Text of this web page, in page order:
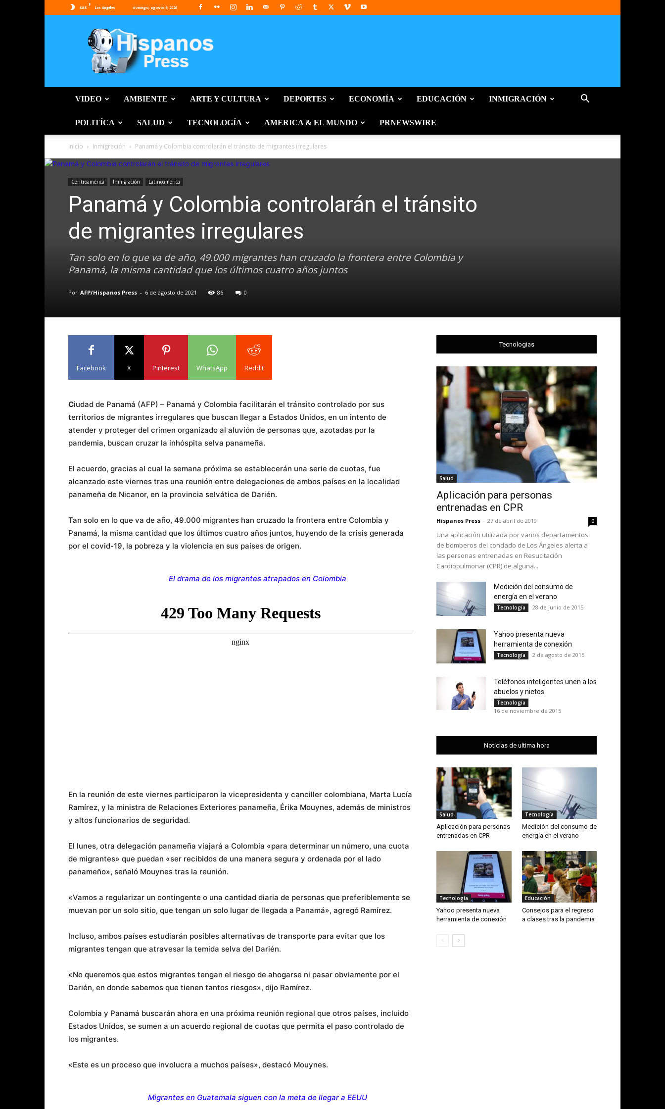
68.5
F
Los Angeles domingo, agosto 9, 2026
Press
VIDEO AMBIENTE ARTE Y CULTURA DEPORTES ECONOMÍA EDUCACIÓN INMIGRACIÓN
POLITÍCA SALUD TECNOLOGÍA AMERICA & EL MUNDO PRNEWSWIRE
Inicio Inmigración Panamá y Colombia controlarán el tránsito de migrantes irregulares
Centroamérica Inmigración Latinoamérica
Panamá y Colombia controlarán el tránsito
de migrantes irregulares
Tan solo en lo que va de año, 49.000 migrantes han cruzado la frontera entre Colombia y
Panamá, la misma cantidad que los últimos cuatro años juntos
Por AFP/Hispanos Press - 6 de agosto de 2021 86 0
Facebook X Pinterest WhatsApp ReddIt
Ciudad de Panamá (AFP) – Panamá y Colombia facilitarán el tránsito controlado por sus
territorios de migrantes irregulares que buscan llegar a Estados Unidos, en un intento de
atender y proteger del crimen organizado al aluvión de personas que, azotadas por la
pandemia, buscan cruzar la inhóspita selva panameña.
El acuerdo, gracias al cual la semana próxima se establecerán una serie de cuotas, fue
alcanzado este viernes tras una reunión entre delegaciones de ambos países en la localidad
panameña de Nicanor, en la provincia selvática de Darién.
Tan solo en lo que va de año, 49.000 migrantes han cruzado la frontera entre Colombia y
Panamá, la misma cantidad que los últimos cuatro años juntos, huyendo de la crisis generada
por el covid-19, la pobreza y la violencia en sus países de origen.
El drama de los migrantes atrapados en Colombia
En la reunión de este viernes participaron la vicepresidenta y canciller colombiana, Marta Lucía
Ramírez, y la ministra de Relaciones Exteriores panameña, Érika Mouynes, además de ministros
y altos funcionarios de seguridad.
El lunes, otra delegación panameña viajará a Colombia «para determinar un número, una cuota
de migrantes» que puedan «ser recibidos de una manera segura y ordenada por el lado
panameño», señaló Mouynes tras la reunión.
«Vamos a regularizar un contingente o una cantidad diaria de personas que preferiblemente se
muevan por un solo sitio, que tengan un solo lugar de llegada a Panamá», agregó Ramírez.
Incluso, ambos países estudiarán posibles alternativas de transporte para evitar que los
migrantes tengan que atravesar la temida selva del Darién.
«No queremos que estos migrantes tengan el riesgo de ahogarse ni pasar obviamente por el
Darién, en donde sabemos que tienen tantos riesgos», dijo Ramírez.
Colombia y Panamá buscarán ahora en una próxima reunión regional que otros países, incluido
Estados Unidos, se sumen a un acuerdo regional de cuotas que permita el paso controlado de
los migrantes.
«Este es un proceso que involucra a muchos países», destacó Mouynes.
Migrantes en Guatemala siguen con la meta de llegar a EEUU
Tecnologias
Salud
Aplicación para personas
entrenadas en CPR
Hispanos Press - 27 de abril de 2019 0
Una aplicación utilizada por varios departamentos
de bomberos del condado de Los Ángeles alerta a
las personas entrenadas en Resucitación
Cardiopulmonar (CPR) de alguna...
Medición del consumo de
energía en el verano
Tecnología 28 de junio de 2015
Yahoo presenta nueva
herramienta de conexión
Tecnología 2 de agosto de 2015
Teléfonos inteligentes unen a los
abuelos y nietos
Tecnología
16 de noviembre de 2015
Noticias de ultima hora
Salud
Aplicación para personas
entrenadas en CPR
Tecnología
Medición del consumo de
energía en el verano
Tecnología
Yahoo presenta nueva
herramienta de conexión
Educación
Consejos para el regreso
a clases tras la pandemia